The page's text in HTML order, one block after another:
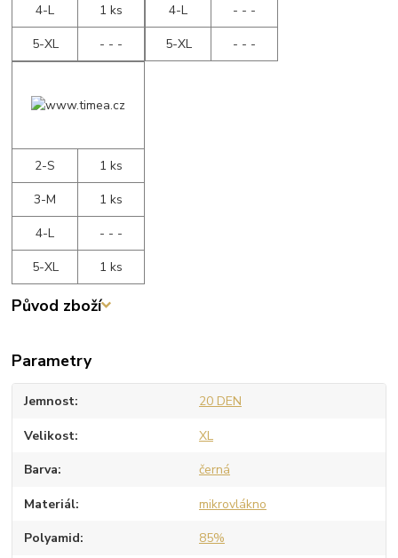
4-L
1 ks
5-XL
- - -
4-L
- - -
5-XL
- - -
2-S
1 ks
3-M
1 ks
4-L
- - -
5-XL
1 ks
Původ zboží
Parametry
Jemnost 20 DEN
Velikost XL
Barva černá
Materiál mikrovlákno
Polyamid 85%